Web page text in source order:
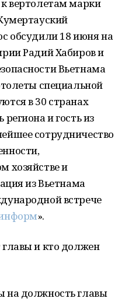
вертолетам марки
обсудили 18 июня на
Радий Хабиров и
Вьетнама
специальной
в 30 странах
и гость из
сотрудничество
хозяйстве и
из Вьетнама
встрече
».
и кто должен
на должность главы